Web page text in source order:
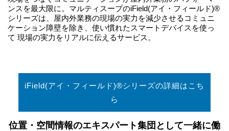
ンスを最大限に。マルティスープのiField(アイ・フィールド)®
シリーズは、屋内外業務の現場の実力を減少させるコミュニ
ケーション障壁を除き、使い慣れたスマートデバイスを使っ
て 現場の実力をリアルに伝えるサービス。
iField(アイ・フィールド)®シリーズの詳細はこち
ら
位置・空間情報のエキスパート集団として一緒に働